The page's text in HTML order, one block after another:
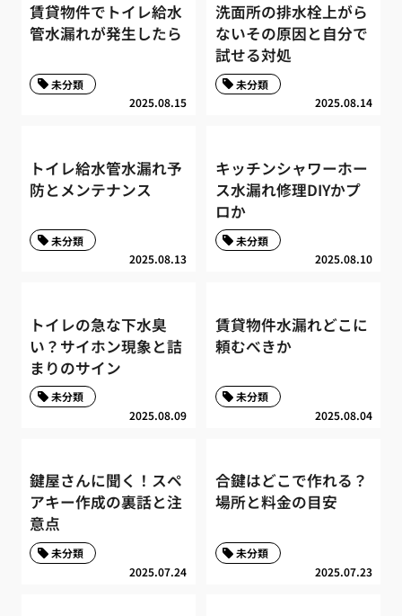
賃貸物件でトイレ給水
管水漏れが発生したら
2025.08.15
未分類
洗面所の排水栓上がら
ないその原因と自分で
試せる対処
2025.08.14
未分類
トイレ給水管水漏れ予
防とメンテナンス
2025.08.13
未分類
キッチンシャワーホー
ス水漏れ修理DIYかプ
ロか
2025.08.10
未分類
トイレの急な下水臭
い？サイホン現象と詰
まりのサイン
2025.08.09
未分類
賃貸物件水漏れどこに
頼むべきか
2025.08.04
未分類
鍵屋さんに聞く！スペ
アキー作成の裏話と注
意点
2025.07.24
未分類
合鍵はどこで作れる？
場所と料金の目安
2025.07.23
未分類